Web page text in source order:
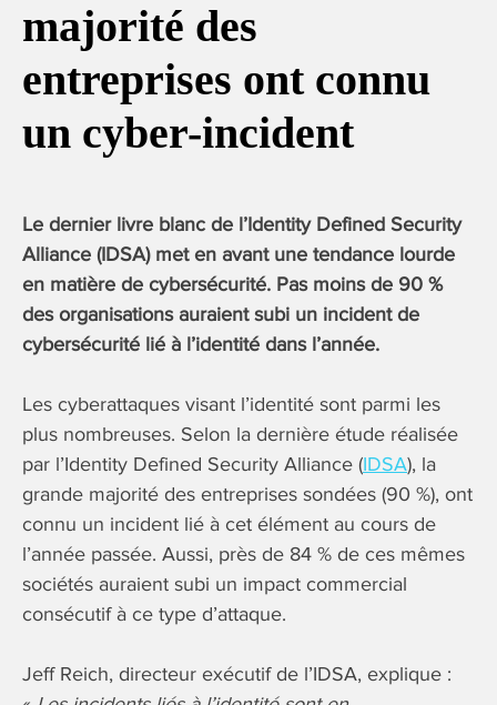
majorité des
entreprises ont connu
un cyber-incident
Le dernier livre blanc de l’Identity Defined Security
Alliance (IDSA) met en avant une tendance lourde
en matière de cybersécurité. Pas moins de 90 %
des organisations auraient subi un incident de
cybersécurité lié à l’identité dans l’année.
Les cyberattaques visant l’identité sont parmi les
plus nombreuses. Selon la dernière étude réalisée
par l’Identity Defined Security Alliance (IDSA), la
grande majorité des entreprises sondées (90 %), ont
connu un incident lié à cet élément au cours de
l’année passée. Aussi, près de 84 % de ces mêmes
sociétés auraient subi un impact commercial
consécutif à ce type d’attaque.
Jeff Reich, directeur exécutif de l’IDSA, explique :